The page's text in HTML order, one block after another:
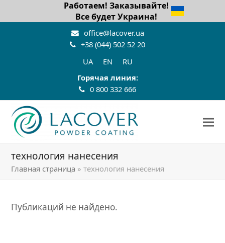
Работаем! Заказывайте!
Все будет Украина!
office@lacover.ua
+38 (044) 502 52 20
UA
EN
RU
Горячая линия:
0 800 332 666
технология нанесения
Главная страница »технология нанесения
Публикаций не найдено.